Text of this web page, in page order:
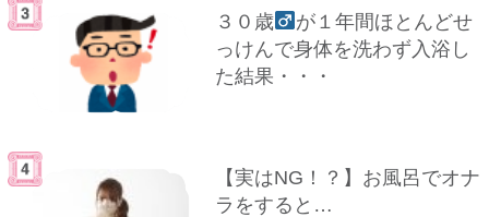
３０歳
が１年間ほとんどせ
っけんで身体を洗わず入浴し
た結果・・・
【実はNG！？】お風呂でオナ
ラをすると…